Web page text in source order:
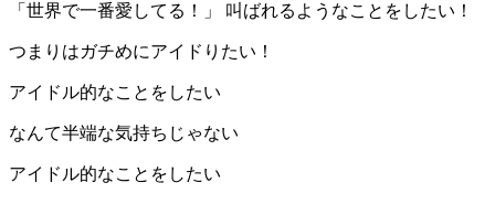
「世界で一番愛してる！」 叫ばれるようなことをしたい！
つまりはガチめにアイドりたい！
アイドル的なことをしたい
なんて半端な気持ちじゃない
アイドル的なことをしたい